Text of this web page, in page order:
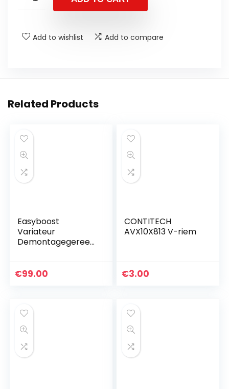
Add to wishlist Add to compare
Related Products
Easyboost
Variateur
Demontagegereed
Koppeling voor
€99.00
CONTITECH
AVX10X813 V-riem
€3.00